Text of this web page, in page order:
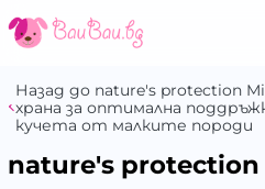
Назад до nature's protection
храна за оптимална
кучета от малките породи
nature's